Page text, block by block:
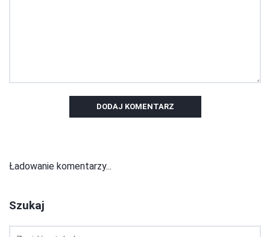
DODAJ KOMENTARZ
Ładowanie komentarzy...
Szukaj